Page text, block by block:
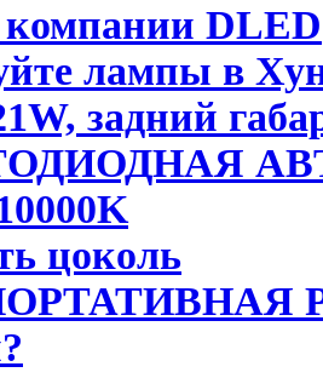
DLED
лампы в
задний
цоколь